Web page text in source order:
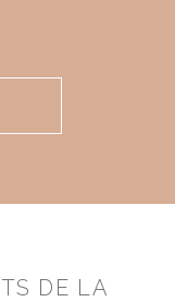
DE LA